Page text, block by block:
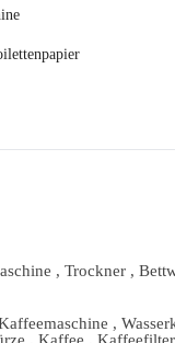
, Trockner ,
,